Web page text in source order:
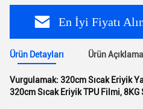
En İyi Fiyatı
Ürün Detayları Ürün
Vurgulamak: 320cm Sıcak Eriyik
320cm Sıcak Eriyik TPU Filmi,8KG